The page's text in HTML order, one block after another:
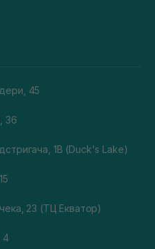
45
36
1В (Duck's Lake)
23 (ТЦ Екватор)
4